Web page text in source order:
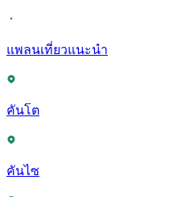
แพลนเที่ยวแนะนำ
คันโต
คันไซ